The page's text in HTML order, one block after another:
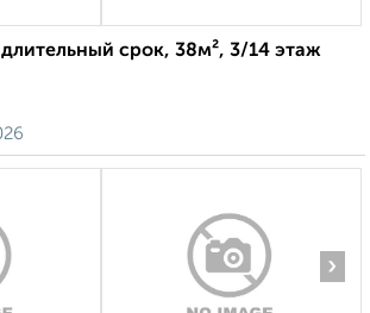
срок, 38м², 3/14 этаж
›